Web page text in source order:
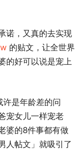
诺，又真的去实现
的贴文，让全世界
的好可以说是宠上
许是年龄差的问
宠女儿一样宠老
婆的8件事都有做
人帖文」就吸引了